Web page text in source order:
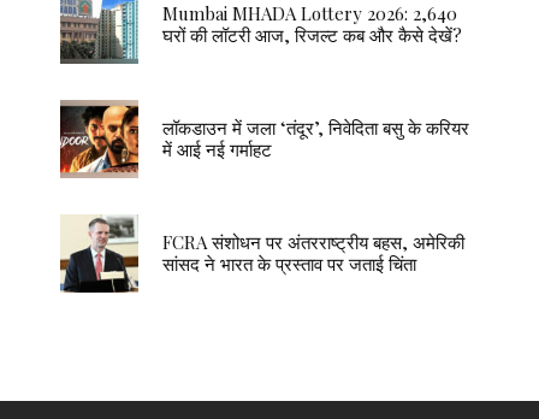
Mumbai MHADA Lottery 2026: 2,640
घरों की लॉटरी आज, रिजल्ट कब और कैसे देखें?
लॉकडाउन में जला ‘तंदूर’, निवेदिता बसु के करियर
में आई नई गर्माहट
FCRA संशोधन पर अंतरराष्ट्रीय बहस, अमेरिकी
सांसद ने भारत के प्रस्ताव पर जताई चिंता